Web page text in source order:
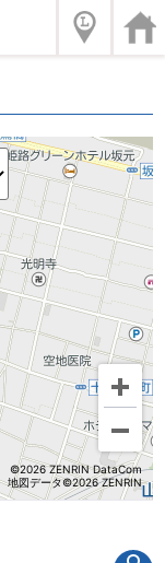
©2026 ZENRIN DataCom
地図データ©2026 ZENRIN